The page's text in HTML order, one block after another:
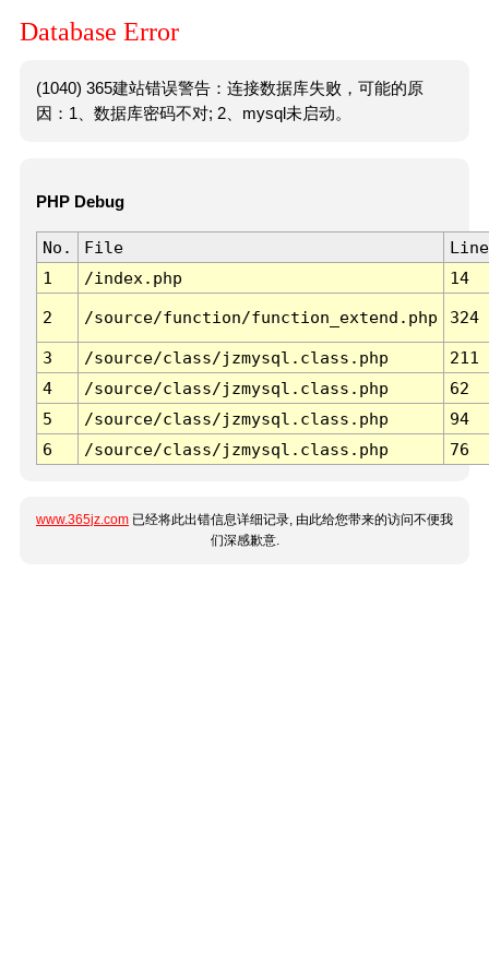
Database Error
(1040) 365建站错误警告：连接数据库失败，可能的原
因：1、数据库密码不对; 2、mysql未启动。
PHP Debug
No. File
Line
1
/index.php 14
2 /source/function/function_extend.php 324
3 /source/class/jzmysql.class.php
211
4
/source/class/jzmysql.class.php
62
5
/source/class/jzmysql.class.php
94
6
/source/class/jzmysql.class.php 76
www.365jz.com 已经将此出错信息详细记录, 由此给您带来的访问不便我
们深感歉意.